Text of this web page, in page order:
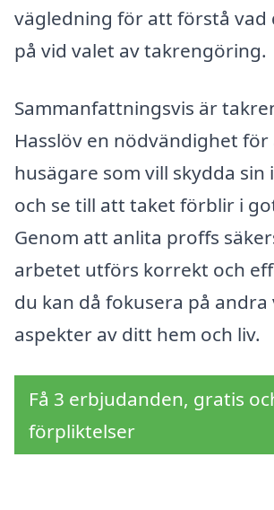
vägledning för att förstå vad
på vid valet av takrengöring.
Sammanfattningsvis är
Hasslöv en nödvändighet för
husägare som vill skydda sin
och se till att taket förblir i
Genom att anlita proffs
arbetet utförs korrekt och
du kan då fokusera på andra
aspekter av ditt hem och liv.
Få 3 erbjudanden, gratis
förpliktelser